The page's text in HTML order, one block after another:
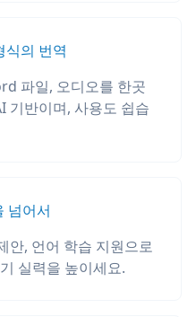
식의 번역
파일, 오디오를 한곳
기반이며, 사용도 쉽습
넘어서
안, 언어 학습 지원으로
실력을 높이세요.